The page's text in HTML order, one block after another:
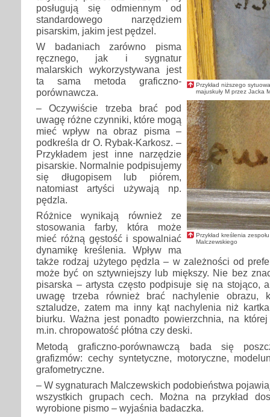
Przykład niższego
majuskuły M przez Jacka
Przykład kreślenia
Malczewskiego
posługują się odmiennym od
standardowego narzędziem
pisarskim, jakim jest pędzel.
W badaniach zarówno pisma
ręcznego, jak i sygnatur
malarskich wykorzystywana jest
ta sama metoda graficzno-
porównawcza.
– Oczywiście trzeba brać pod
uwagę różne czynniki, które mogą
mieć wpływ na obraz pisma –
podkreśla dr O. Rybak-Karkosz. –
Przykładem jest inne narzędzie
pisarskie. Normalnie podpisujemy
się długopisem lub piórem,
natomiast artyści używają np.
pędzla.
Różnice wynikają również ze
stosowania farby, która może
mieć różną gęstość i spowalniać
dynamikę kreślenia. Wpływ ma
także rodzaj użytego pędzla – w zależności od
może być on sztywniejszy lub miększy. Nie bez
pisarska – artysta często podpisuje się na stojąco,
uwagę trzeba również brać nachylenie obrazu,
sztaludze, zatem ma inny kąt nachylenia niż
biurku. Ważna jest ponadto powierzchnia, na
m.in. chropowatość płótna czy deski.
Metodą graficzno-porównawczą bada się
grafizmów: cechy syntetyczne, motoryczne,
grafometryczne.
– W sygnaturach Malczewskich podobieństwa
wszystkich grupach cech. Można na przykład
wyrobione pismo – wyjaśnia badaczka.